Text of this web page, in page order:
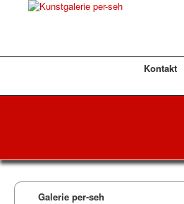
Kontakt
Galerie per-seh